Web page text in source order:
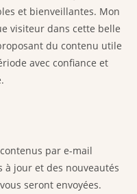
et bienveillantes. Mon
visiteur dans cette belle
du contenu utile
avec confiance et
par e-mail
à jour et des nouveautés
seront envoyées.